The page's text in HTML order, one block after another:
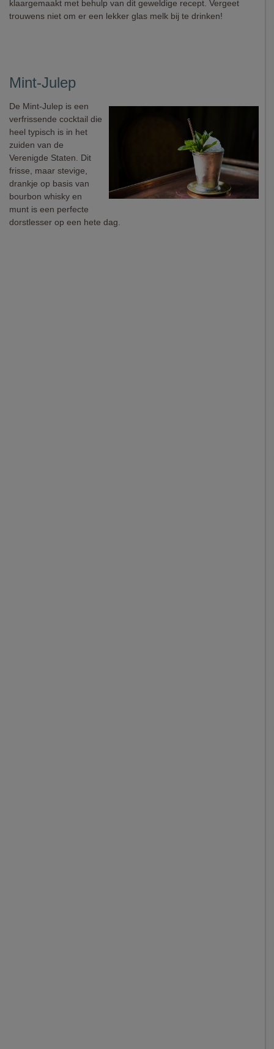
klaargemaakt met behulp van dit geweldige recept. Vergeet
trouwens niet om er een lekker glas melk bij te drinken!
Mint-Julep
De Mint-Julep is een
verfrissende cocktail die
heel typisch is in het
zuiden van de
Verenigde Staten. Dit
frisse, maar stevige,
drankje op basis van
bourbon whisky en
munt is een perfecte
dorstlesser op een hete dag.